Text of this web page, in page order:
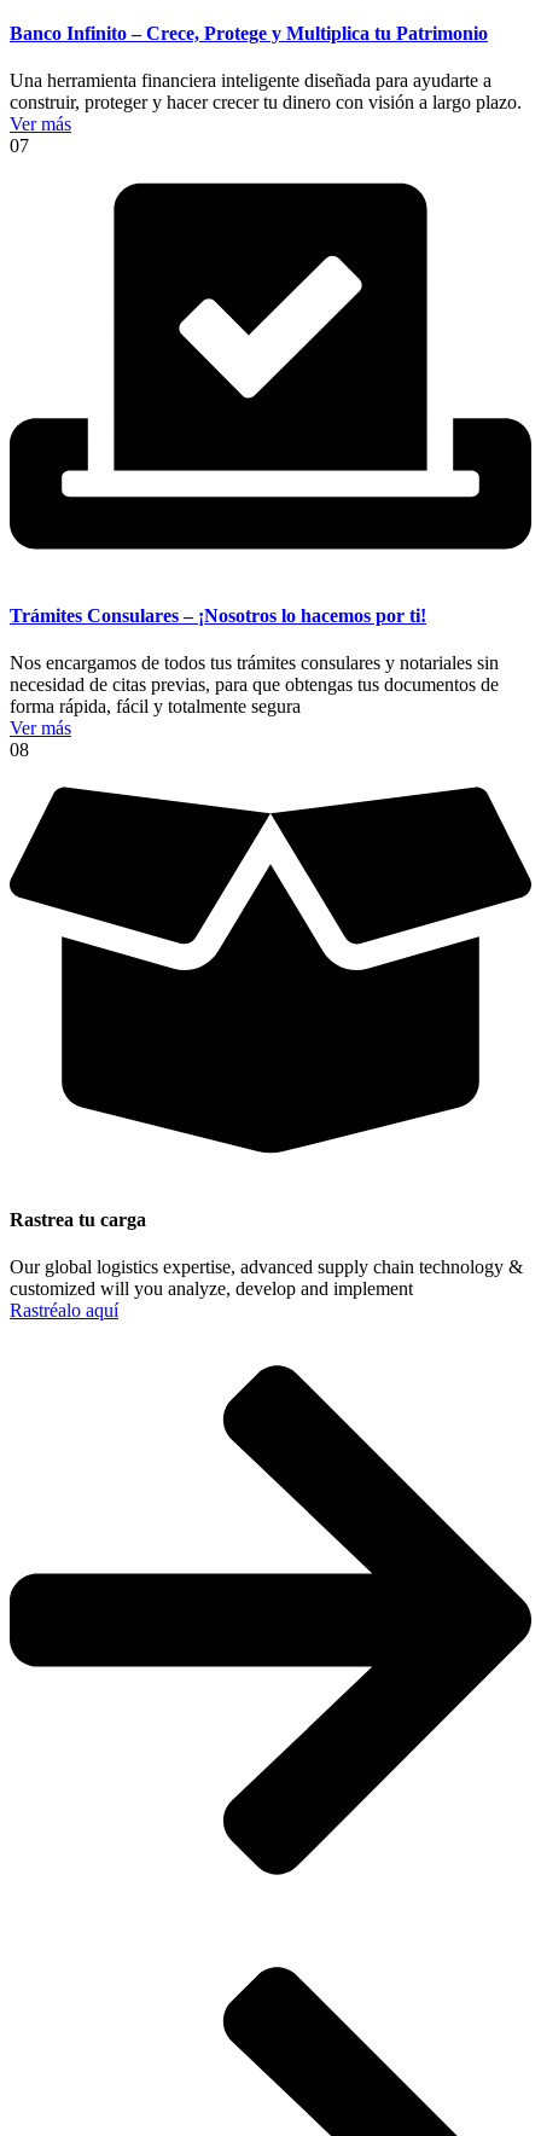
Banco Infinito – Crece, Protege y Multiplica tu Patrimonio
Una herramienta financiera inteligente diseñada para ayudarte a
construir, proteger y hacer crecer tu dinero con visión a largo plazo.
Ver más
07
Trámites Consulares – ¡Nosotros lo hacemos por ti!
Nos encargamos de todos tus trámites consulares y notariales sin
necesidad de citas previas, para que obtengas tus documentos de
forma rápida, fácil y totalmente segura
Ver más
08
Rastrea tu carga
Our global logistics expertise, advanced supply chain technology &
customized will you analyze, develop and implement
Rastréalo aquí